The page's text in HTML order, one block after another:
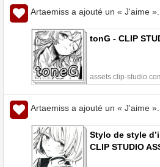
Artaemiss a ajouté un « J'aime
tonG - CLIP
assets.clip-
Artaemiss a ajouté un « J'aime
Stylo de style
CLIP STUDIO